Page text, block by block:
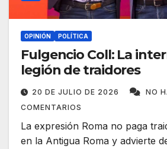
OPINIÓN POLÍTICA
Fulgencio Coll: La
legión de traidores
20 DE JULIO DE 2026
NO
COMENTARIOS
La expresión Roma no paga
en la Antigua Roma y advierte